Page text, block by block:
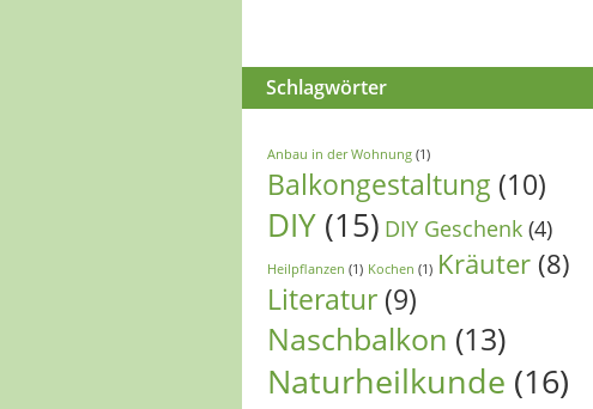
Schlagwörter
Anbau in der Wohnung (1)
Balkongestaltung (10)
DIY (15) DIY Geschenk (4)
Heilpflanzen (1) Kochen (1) Kräuter (8)
Literatur (9)
Naschbalkon (13)
Naturheilkunde (16)